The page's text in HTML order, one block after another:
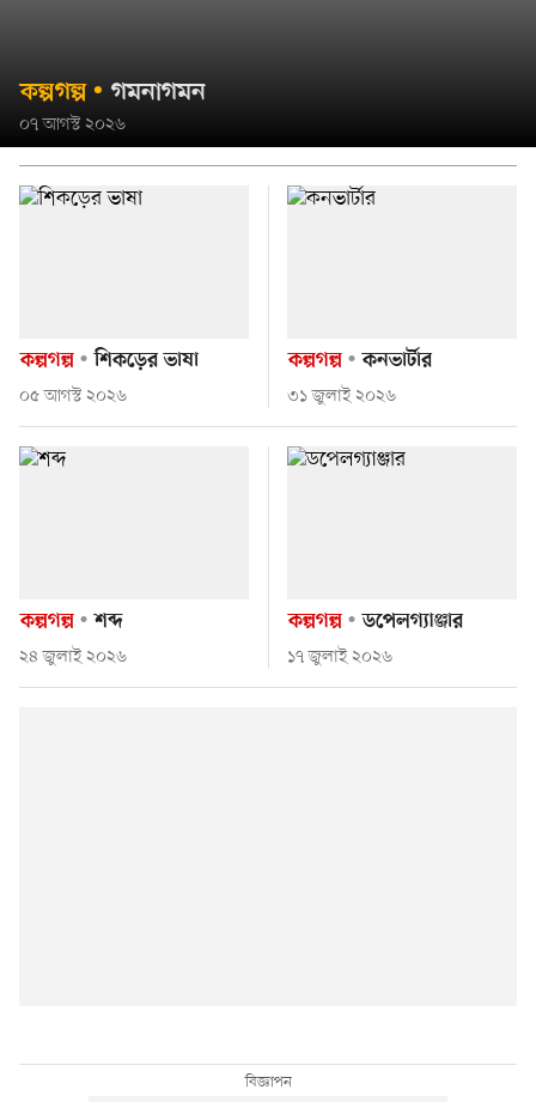
কল্পগল্প গমনাগমন
০৭ আগস্ট ২০২৬
কল্পগল্প শিকড়ের ভাষা
০৫ আগস্ট ২০২৬
কল্পগল্প কনভার্টার
৩১ জুলাই ২০২৬
কল্পগল্প শব্দ
২৪ জুলাই ২০২৬
কল্পগল্প ডপেলগ্যাঞ্জার
১৭ জুলাই ২০২৬